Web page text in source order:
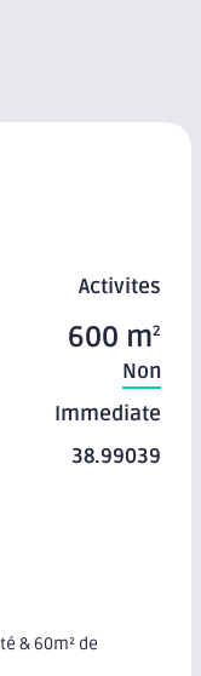
Activites
600 m2
Non
Immediate
38.99039
& 60m² de